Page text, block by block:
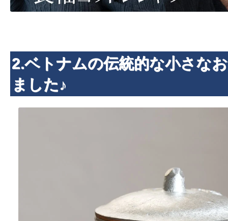
2.ベトナムの伝統的な小さな
ました♪